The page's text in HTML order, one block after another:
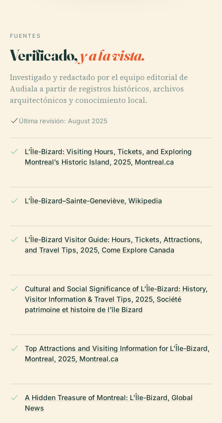
FUENTES
Verificado,y a la vista.
Investigado y redactado por el equipo editorial de
Audiala a partir de registros históricos, archivos
arquitectónicos y conocimiento local.
Última revisión: August 2025
L’Île-Bizard: Visiting Hours, Tickets, and Exploring
Montreal’s Historic Island, 2025, Montreal.ca
L’Île-Bizard–Sainte-Geneviève, Wikipedia
L’Île-Bizard Visitor Guide: Hours, Tickets, Attractions,
and Travel Tips, 2025, Come Explore Canada
Cultural and Social Significance of L’Île-Bizard: History,
Visitor Information & Travel Tips, 2025, Société
patrimoine et histoire de l'île Bizard
Top Attractions and Visiting Information for L'Île-Bizard,
Montreal, 2025, Montreal.ca
A Hidden Treasure of Montreal: L’Île-Bizard, Global
News